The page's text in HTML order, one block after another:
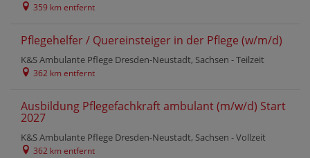
359 km entfernt
Pflegehelfer / Quereinsteiger in der Pflege (w/m/d)
K&S Ambulante Pflege Dresden-Neustadt, Sachsen -Teilzeit
362 km entfernt
Ausbildung Pflegefachkraft ambulant (m/w/d) Start
2027
K&S Ambulante Pflege Dresden-Neustadt, Sachsen -Vollzeit
362 km entfernt